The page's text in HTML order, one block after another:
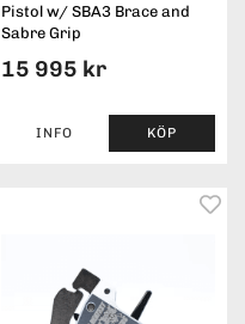
Pistol w/ SBA3 Brace and
Sabre Grip
15 995 kr
INFO KÖP